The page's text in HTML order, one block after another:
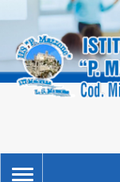
TOGGLE